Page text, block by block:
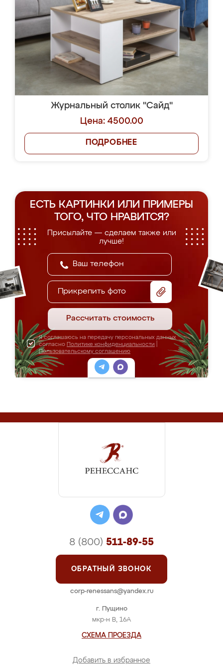
Журнальный столик "Сайд"
Цена: 4500.00
ПОДРОБНЕЕ
ЕСТЬ КАРТИНКИ ИЛИ ПРИМЕРЫ
ТОГО, ЧТО НРАВИТСЯ?
Присылайте — сделаем также или
лучше!
Прикрепить фото
Рассчитать стоимость
Я соглашаюсь на передачу персональных данных
согласно Политике конфиденциальности
Пользовательскому соглашению
г. Пущино
мкр-н В, 16А
СХЕМА ПРОЕЗДА
Добавить в избранное
8 (800) 511-89-55
ОБРАТНЫЙ ЗВОНОК
corp-renessans@yandex.ru